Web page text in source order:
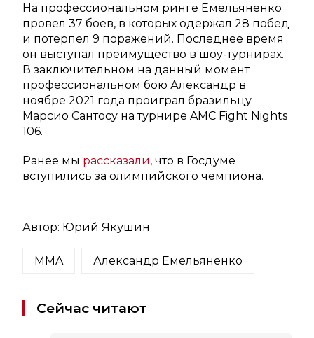
На профессиональном ринге Емельяненко
провел 37 боев, в которых одержал 28 побед
и потерпел 9 поражений. Последнее время
он выступал преимущество в шоу-турнирах.
В заключительном на данный момент
профессиональном бою Александр в
ноябре 2021 года проиграл бразильцу
Марсио Сантосу на турнире AMC Fight Nights
106.
Ранее мы рассказали, что в Госдуме
вступились за олимпийского чемпиона.
Автор: Юрий Якушин
MMA Александр Емельяненко
Сейчас читают